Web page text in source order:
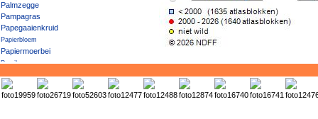
Palmzegge
Pampagras
Papegaaienkruid
Papierbloem
Papiermoerbei
Paprika
Parelbes
Parelvederkruid
Parnassia